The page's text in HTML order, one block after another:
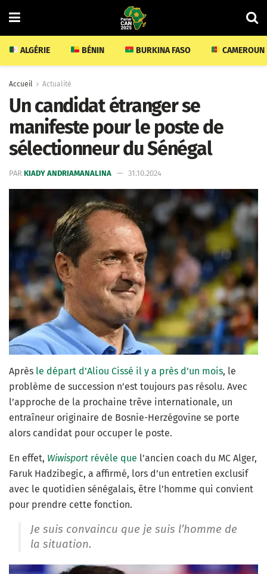
ALGÉRIE BÉNIN BURKINA FASO CAMEROUN
Accueil Actualité
Un candidat étranger se
manifeste pour le poste de
sélectionneur du Sénégal
PAR KIADY ANDRIAMANALINA 31.10.2024
Après le départ d’Aliou Cissé il y a près d’un mois, le
problème de succession n’est toujours pas résolu. Avec
l’approche de la prochaine trêve internationale, un
entraîneur originaire de Bosnie-Herzégovine se porte
alors candidat pour occuper le poste.
En effet, Wiwisport révèle que l’ancien coach du MC Alger,
Faruk Hadzibegic, a affirmé, lors d’un entretien exclusif
avec le quotidien sénégalais, être l’homme qui convient
pour prendre cette fonction.
Je suis convaincu que je suis l’homme de
la situation.